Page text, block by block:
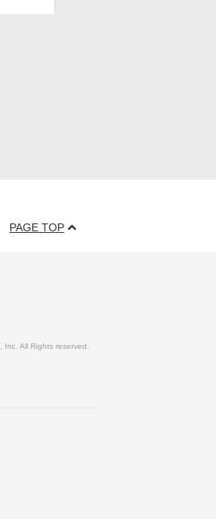
PAGE TOP
All Rights reserved.